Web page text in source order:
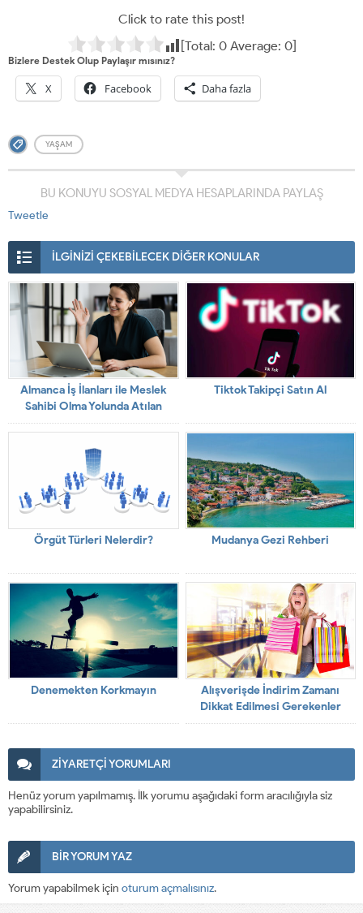
Click to rate this post!
[Total: 0Average: 0]
Bizlere Destek Olup Paylaşır mısınız?
X Facebook Daha fazla
YAŞAM
BU KONUYU SOSYAL MEDYA HESAPLARINDA PAYLAŞ
Tweetle
İLGİNİZİ ÇEKEBİLECEK DİĞER KONULAR
Almanca İş İlanları ile Meslek
Sahibi Olma Yolunda Atılan
Adımlar
Tiktok Takipçi Satın Al
Örgüt Türleri Nelerdir? Mudanya Gezi Rehberi
Denemekten Korkmayın
Alışverişde İndirim Zamanı
Dikkat Edilmesi Gerekenler
ZİYARETÇİ YORUMLARI
Henüz yorum yapılmamış. İlk yorumu aşağıdaki form aracılığıyla siz
yapabilirsiniz.
BİR YORUM YAZ
Yorum yapabilmek için oturum açmalısınız.